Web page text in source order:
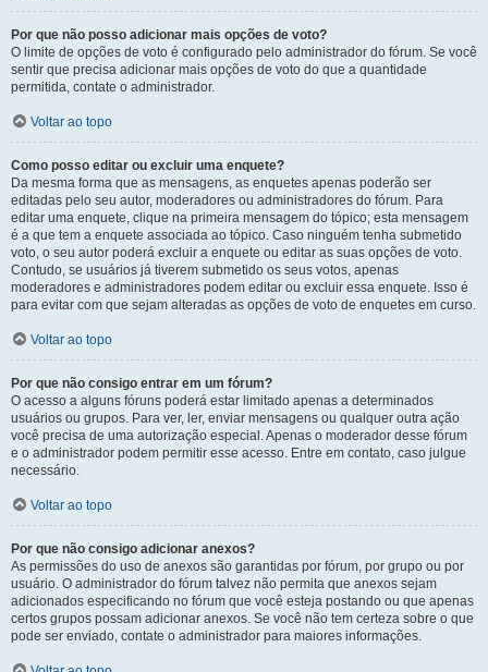
Por que não posso adicionar mais opções de voto?
O limite de opções de voto é configurado pelo administrador do fórum. Se você
sentir que precisa adicionar mais opções de voto do que a quantidade
permitida, contate o administrador.
Voltar ao topo
Como posso editar ou excluir uma enquete?
Da mesma forma que as mensagens, as enquetes apenas poderão ser
editadas pelo seu autor, moderadores ou administradores do fórum. Para
editar uma enquete, clique na primeira mensagem do tópico; esta mensagem
é a que tem a enquete associada ao tópico. Caso ninguém tenha submetido
voto, o seu autor poderá excluir a enquete ou editar as suas opções de voto.
Contudo, se usuários já tiverem submetido os seus votos, apenas
moderadores e administradores podem editar ou excluir essa enquete. Isso é
para evitar com que sejam alteradas as opções de voto de enquetes em curso.
Voltar ao topo
Por que não consigo entrar em um fórum?
O acesso a alguns fóruns poderá estar limitado apenas a determinados
usuários ou grupos. Para ver, ler, enviar mensagens ou qualquer outra ação
você precisa de uma autorização especial. Apenas o moderador desse fórum
e o administrador podem permitir esse acesso. Entre em contato, caso julgue
necessário.
Voltar ao topo
Por que não consigo adicionar anexos?
As permissões do uso de anexos são garantidas por fórum, por grupo ou por
usuário. O administrador do fórum talvez não permita que anexos sejam
adicionados especificando no fórum que você esteja postando ou que apenas
certos grupos possam adicionar anexos. Se você não tem certeza sobre o que
pode ser enviado, contate o administrador para maiores informações.